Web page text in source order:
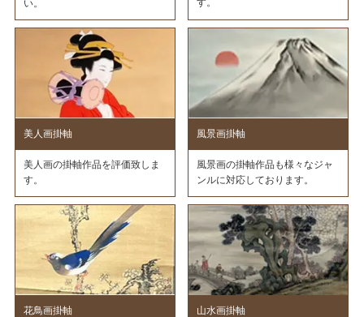
い。 す。
美人画掛軸
美人画の掛軸作品を評価致しま
す。
風景画掛軸
風景画の掛軸作品も様々なジャ
ンルに対応しております。
花鳥画掛軸 山水画掛軸